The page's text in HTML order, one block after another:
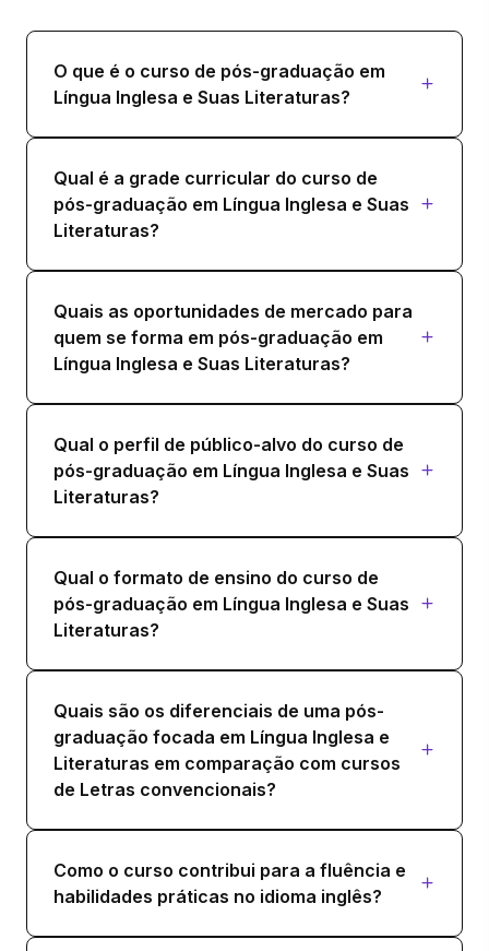
O ROMANTISMO
40 horas
O que é o curso de pós-graduação em
Língua Inglesa e Suas Literaturas?
Qual é a grade curricular do curso de
pós-graduação em Língua Inglesa e Suas
Literaturas?
Quais as oportunidades de mercado para
quem se forma em pós-graduação em
Língua Inglesa e Suas Literaturas?
Qual o perfil de público-alvo do curso de
pós-graduação em Língua Inglesa e Suas
Literaturas?
Qual o formato de ensino do curso de
pós-graduação em Língua Inglesa e Suas
Literaturas?
Quais são os diferenciais de uma pós-
graduação focada em Língua Inglesa e
Literaturas em comparação com cursos
de Letras convencionais?
Como o curso contribui para a fluência e
habilidades práticas no idioma inglês?